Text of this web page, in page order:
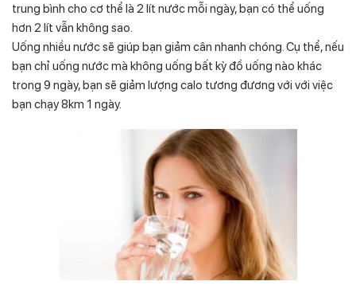
trung bình cho cơ thể là 2 lít nước mỗi ngày, bạn có thể uống
hơn 2 lít vẫn không sao.
Uống nhiều nước sẽ giúp bạn giảm cân nhanh chóng. Cụ thể, nếu
bạn chỉ uống nước mà không uống bất kỳ đồ uống nào khác
trong 9 ngày, bạn sẽ giảm lượng calo tương đương với với việc
bạn chạy 8km 1 ngày.